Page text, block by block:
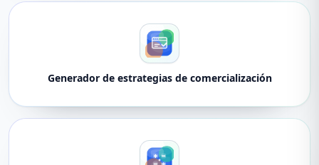
Generador de estrategias de comercialización